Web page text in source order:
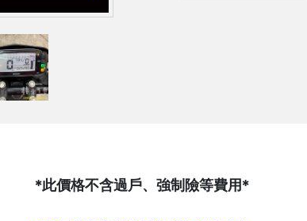
*此價格不含過戶、強制險等費用*